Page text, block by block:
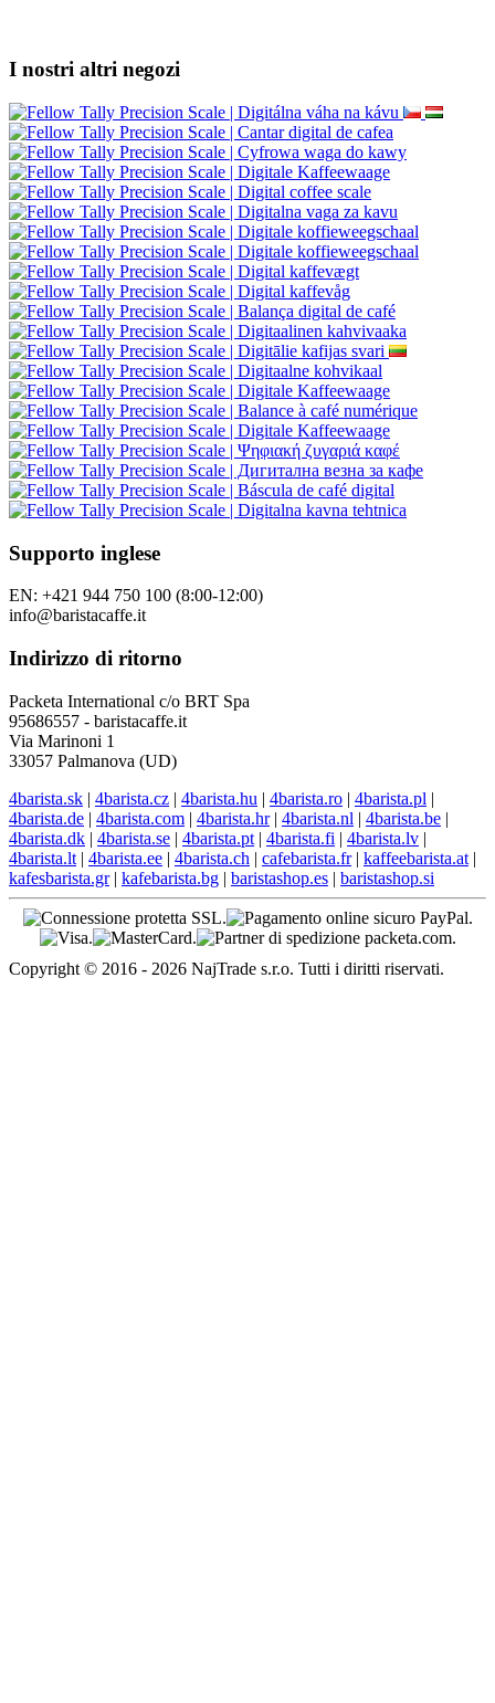
I nostri altri negozi
Supporto inglese
EN: +421 944 750 100 (8:00-12:00)
info@baristacaffe.it
Indirizzo di ritorno
Packeta International c/o BRT Spa
95686557 - baristacaffe.it
Via Marinoni 1
33057 Palmanova (UD)
4barista.sk | 4barista.cz | 4barista.hu | 4barista.ro | 4barista.pl |
4barista.de | 4barista.com | 4barista.hr| 4barista.nl | 4barista.be |
4barista.dk | 4barista.se | 4barista.pt | 4barista.fi | 4barista.lv |
4barista.lt | 4barista.ee | 4barista.ch | cafebarista.fr| kaffeebarista.at |
kafesbarista.gr| kafebarista.bg | baristashop.es | baristashop.si
Copyright © 2016 - 2026 NajTrade s.r.o. Tutti i diritti riservati.